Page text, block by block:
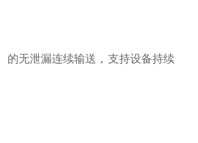
‌ 的无泄漏连续输送，支持设备持续